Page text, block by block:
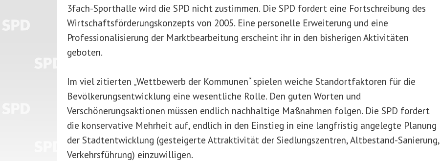
3fach-Sporthalle wird die SPD nicht zustimmen. Die SPD fordert eine Fortschreibung des
Wirtschaftsförderungskonzepts von 2005. Eine personelle Erweiterung und eine
Professionalisierung der Marktbearbeitung erscheint ihr in den bisherigen Aktivitäten
geboten.
Im viel zitierten „Wettbewerb der Kommunen“ spielen weiche Standortfaktoren für die
Bevölkerungsentwicklung eine wesentliche Rolle. Den guten Worten und
Verschönerungsaktionen müssen endlich nachhaltige Maßnahmen folgen. Die SPD fordert
die konservative Mehrheit auf, endlich in den Einstieg in eine langfristig angelegte Planung
der Stadtentwicklung (gesteigerte Attraktivität der Siedlungszentren, Altbestand-Sanierung,
Verkehrsführung) einzuwilligen.